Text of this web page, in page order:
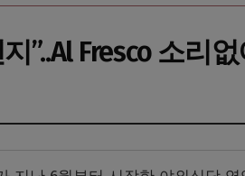
”..Al Fresco 소리